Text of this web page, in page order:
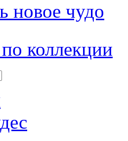
новое чудо
коллекции